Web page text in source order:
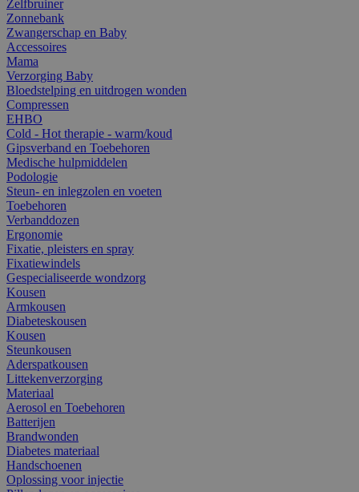
Zelfbruiner
Zonnebank
Zwangerschap en Baby
Accessoires
Mama
Verzorging Baby
Bloedstelping en uitdrogen wonden
Compressen
EHBO
Cold - Hot therapie - warm/koud
Gipsverband en Toebehoren
Medische hulpmiddelen
Podologie
Steun- en inlegzolen en voeten
Toebehoren
Verbanddozen
Ergonomie
Fixatie, pleisters en spray
Fixatiewindels
Gespecialiseerde wondzorg
Kousen
Armkousen
Diabeteskousen
Kousen
Steunkousen
Aderspatkousen
Littekenverzorging
Materiaal
Aerosol en Toebehoren
Batterijen
Brandwonden
Diabetes materiaal
Handschoenen
Oplossing voor injectie